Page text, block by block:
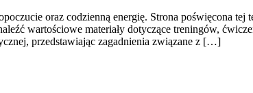
oraz codzienną energię. Strona poświęcona tej
wartościowe materiały dotyczące treningów,
przedstawiając zagadnienia związane z […]